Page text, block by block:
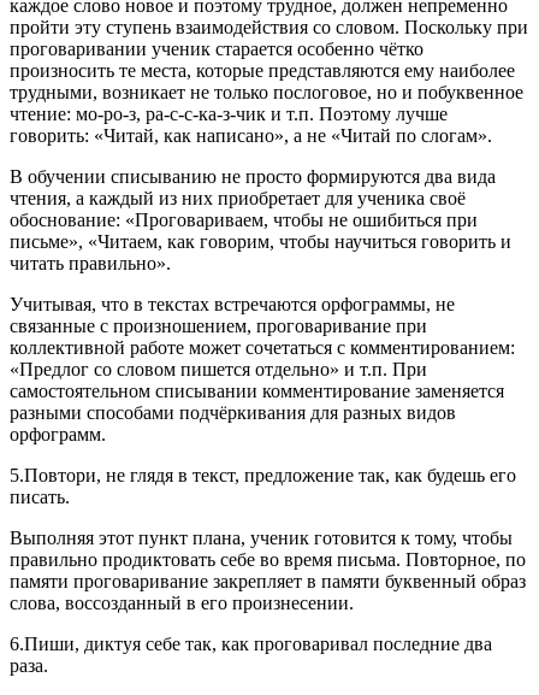
каждое слово новое и поэтому трудное, должен непременно
пройти эту ступень взаимодействия со словом. Поскольку при
проговаривании ученик старается особенно чётко
произносить те места, которые представляются ему наиболее
трудными, возникает не только послоговое, но и побуквенное
чтение: мо-ро-з, ра-с-с-ка-з-чик и т.п. Поэтому лучше
говорить: «Читай, как написано», а не «Читай по слогам».
В обучении списыванию не просто формируются два вида
чтения, а каждый из них приобретает для ученика своё
обоснование: «Проговариваем, чтобы не ошибиться при
письме», «Читаем, как говорим, чтобы научиться говорить и
читать правильно».
Учитывая, что в текстах встречаются орфограммы, не
связанные с произношением, проговаривание при
коллективной работе может сочетаться с комментированием:
«Предлог со словом пишется отдельно» и т.п. При
самостоятельном списывании комментирование заменяется
разными способами подчёркивания для разных видов
орфограмм.
5.Повтори, не глядя в текст, предложение так, как будешь его
писать.
Выполняя этот пункт плана, ученик готовится к тому, чтобы
правильно продиктовать себе во время письма. Повторное, по
памяти проговаривание закрепляет в памяти буквенный образ
слова, воссозданный в его произнесении.
6.Пиши, диктуя себе так, как проговаривал последние два
раза.